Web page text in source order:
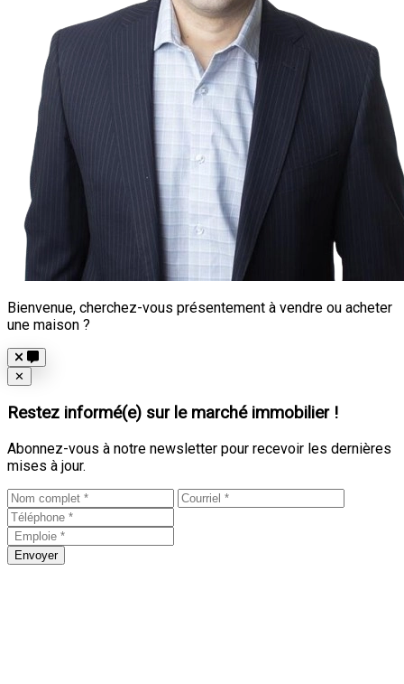
Bienvenue, cherchez-vous présentement à vendre ou acheter
une maison ?
Close
✕
Restez informé(e) sur le marché immobilier !
Abonnez-vous à notre newsletter pour recevoir les dernières
mises à jour.
Envoyer